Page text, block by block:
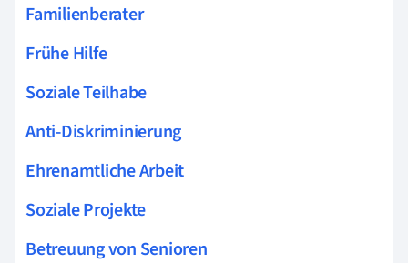
Familienberater
Frühe Hilfe
Soziale Teilhabe
Anti-Diskriminierung
Ehrenamtliche Arbeit
Soziale Projekte
Betreuung von Senioren